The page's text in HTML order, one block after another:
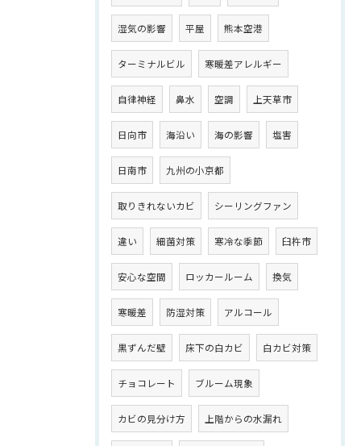
湿気の影響 平屋 熊本空港
ターミナルビル 寒暖差アレルギー
自律神経 鼻水 空調 上天草市
日向市 海沿い 海の影響 塩害
日南市 九州の小京都
取りきれないカビ シーリングファン
違い 細菌対策 寒冷な季節 臼杵市
安心な空間 ロッカールーム 換気
寒暖差 防湿対策 アルコール
黒ずんだ壁 床下の白カビ 白カビ対策
チョコレート ブルーム現象
カビの見分け方 上階からの水漏れ